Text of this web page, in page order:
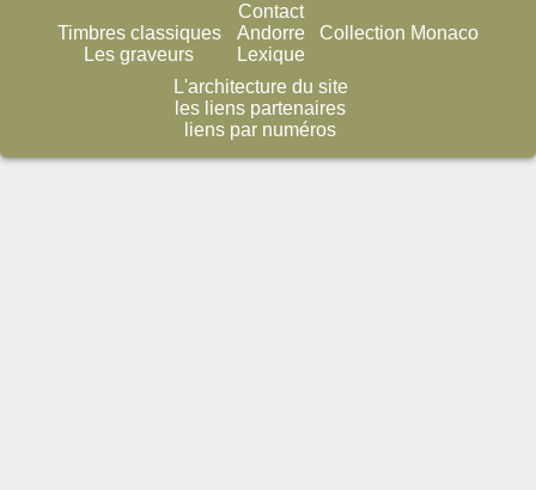
Timbres classiques
Les graveurs
Contact
Andorre
Lexique
Collection Monaco
L'architecture du site
les liens partenaires
liens par numéros